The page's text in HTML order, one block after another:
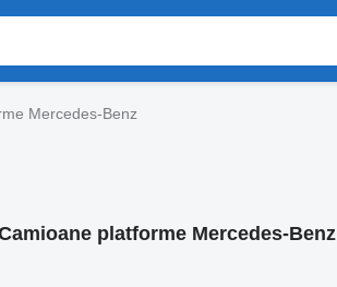
Mercedes-Benz
platforme Mercedes-Benz